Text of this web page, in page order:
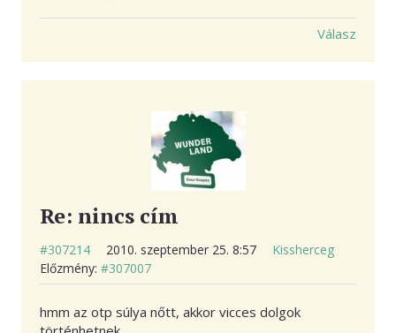
Válasz
Re: nincs cím
#307214 2010. szeptember 25. 8:57
Kissherceg
Előzmény: #307007
hmm az otp súlya nőtt, akkor vicces dolgok